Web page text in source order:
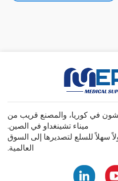
في كوريا، والمصنع قريب من
ميناء تشينغداو في الصين.
سهلاً للسلع لتصديرها إلى السوق
العالمية.